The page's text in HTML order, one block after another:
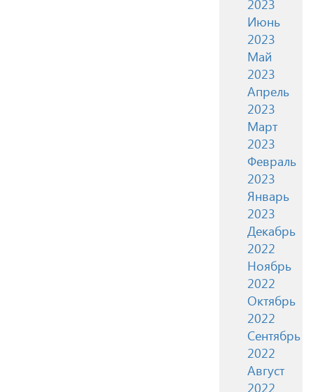
2023
Июнь
2023
Май
2023
Апрель
2023
Март
2023
Февраль
2023
Январь
2023
Декабрь
2022
Ноябрь
2022
Октябрь
2022
Сентябрь
2022
Август
2022